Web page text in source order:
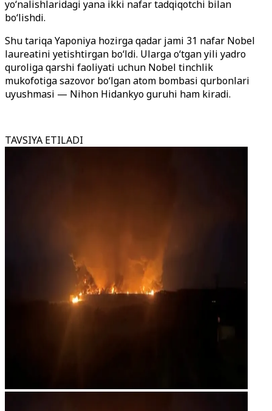
yo‘nalishlaridagi yana ikki nafar tadqiqotchi bilan
bo‘lishdi.
Shu tariqa Yaponiya hozirga qadar jami 31 nafar Nobel
laureatini yetishtirgan bo‘ldi. Ularga o‘tgan yili yadro
quroliga qarshi faoliyati uchun Nobel tinchlik
mukofotiga sazovor bo‘lgan atom bombasi qurbonlari
uyushmasi — Nihon Hidankyo guruhi ham kiradi.
TAVSIYA ETILADI